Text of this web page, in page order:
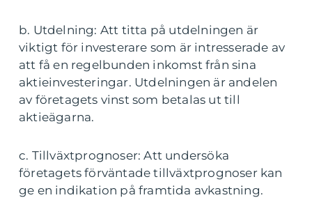
b. Utdelning: Att titta på utdelningen är
viktigt för investerare som är intresserade av
att få en regelbunden inkomst från sina
aktieinvesteringar. Utdelningen är andelen
av företagets vinst som betalas ut till
aktieägarna.
c. Tillväxtprognoser: Att undersöka
företagets förväntade tillväxtprognoser kan
ge en indikation på framtida avkastning.